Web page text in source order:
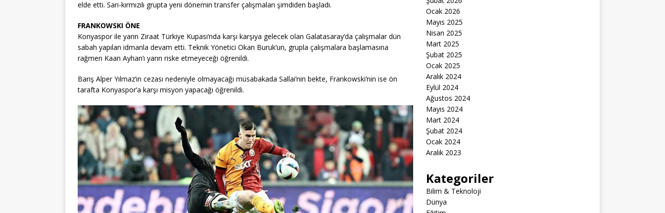
elde etti. Sarı-kırmızılı grupta yeni dönemin transfer çalışmaları şimdiden başladı.
FRANKOWSKI ÖNE
Konyaspor ile yarın Ziraat Türkiye Kupası’nda karşı karşıya gelecek olan Galatasaray’da çalışmalar dün
sabah yapılan idmanla devam etti. Teknik Yönetici Okan Buruk’un, grupla çalışmalara başlamasına
rağmen Kaan Ayhan’ı yarın riske etmeyeceği öğrenildi.
Barış Alper Yılmaz’ın cezası nedeniyle olmayacağı müsabakada Sallai’nin bekte, Frankowski’nin ise ön
tarafta Konyaspor’a karşı misyon yapacağı öğrenildi.
Ocak 2026
Mayıs 2025
Nisan 2025
Mart 2025
Şubat 2025
Ocak 2025
Aralık 2024
Eylül 2024
Ağustos 2024
Mayıs 2024
Mart 2024
Şubat 2024
Ocak 2024
Aralık 2023
Kategoriler
Bilim & Teknoloji
Dünya